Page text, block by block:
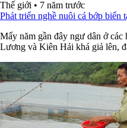
Thế giới • 7 năm trước
Phát triển nghề nuôi cá bớp biển
Mấy năm gần đây ngư dân ở
Lương và Kiên Hải khá giả lên,